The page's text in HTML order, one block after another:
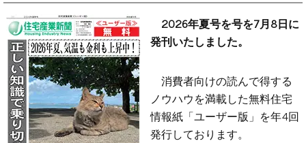
2026年夏号を号を7月8日に
発刊いたしました。
消費者向けの読んで得する
ノウハウを満載した無料住宅
情報紙「ユーザー版」を年4回
発行しております。